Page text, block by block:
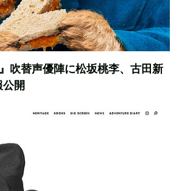
吹替声優陣に松坂桃李、古田新
開